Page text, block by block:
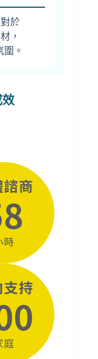
於
，
圍。